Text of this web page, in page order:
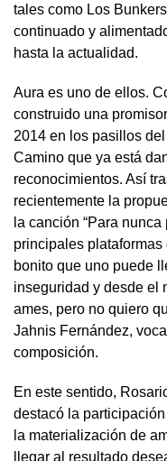
tales como Los
continuado y
hasta la actualidad.
Aura es uno de ellos.
construido una
2014 en los pasillos
Camino que ya está
reconocimientos. Así
recientemente la
la canción “Para
principales plataformas
bonito que uno puede
inseguridad y desde el
ames, pero no quiero
Jahnis Fernández,
composición.
En este sentido,
destacó la
la materialización de
llegar al resultado